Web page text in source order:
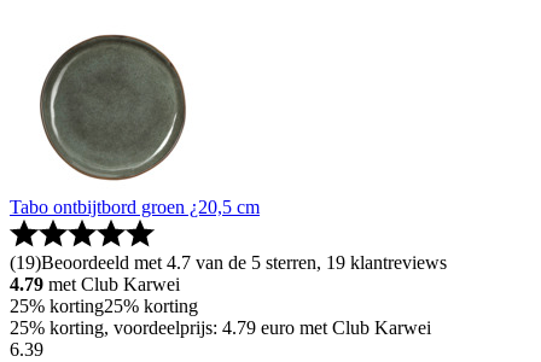
Tabo ontbijtbord groen ¿20,5 cm
(19)Beoordeeld met 4.7 van de 5 sterren, 19 klantreviews
4.79 met Club Karwei
25% korting25% korting
25% korting, voordeelprijs: 4.79 euro met Club Karwei
6.39